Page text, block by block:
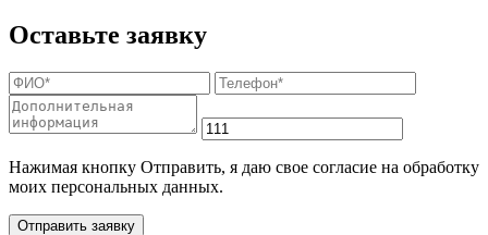
Оставьте заявку
Нажимая кнопку Отправить, я даю свое согласие на обработку
моих персональных данных.
Отправить заявку